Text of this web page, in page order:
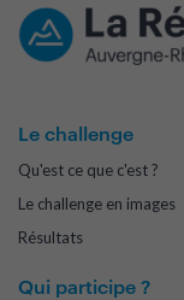
Le challenge
Qu'est ce que c'est ?
Le challenge en images
Résultats
Qui participe ?